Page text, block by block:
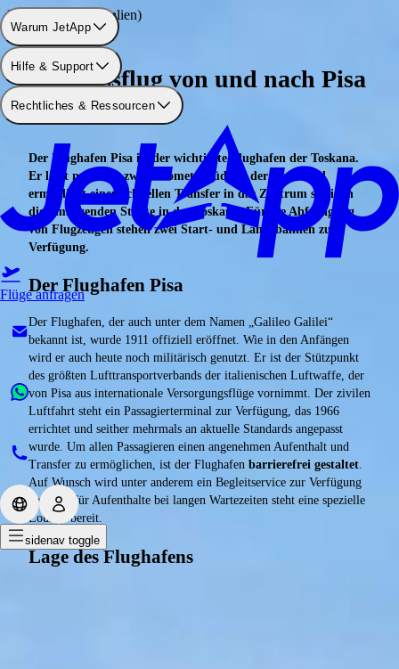
Warum JetApp
Hilfe & Support
Rechtliches & Ressourcen
Flüge anfragen
sidenav toggle
Flughafen: Pisa (Italien)
Businessflug von und nach Pisa
chartern
Der Flughafen Pisa ist der wichtigste Flughafen der Toskana.
Er liegt nur etwa zwei Kilometer südlich der Stadt und
ermöglicht einen schnellen Transfer in das Zentrum sowie in
die umliegenden Städte in der Toskana. Für die Abfertigung
von Flugzeugen stehen zwei Start- und Landebahnen zur
Verfügung.
Der Flughafen Pisa
Der Flughafen, der auch unter dem Namen „Galileo Galilei“
bekannt ist, wurde 1911 offiziell eröffnet. Wie in den Anfängen
wird er auch heute noch militärisch genutzt. Er ist der Stützpunkt
des größten Lufttransportverbands der italienischen Luftwaffe, der
von Pisa aus internationale Versorgungsflüge vornimmt. Der zivilen
Luftfahrt steht ein Passagierterminal zur Verfügung, das 1966
errichtet und seither mehrmals an aktuelle Standards angepasst
wurde. Um allen Passagieren einen angenehmen Aufenthalt und
Transfer zu ermöglichen, ist der Flughafen barrierefrei gestaltet.
Auf Wunsch wird unter anderem ein Begleitservice zur Verfügung
gestellt. Für Aufenthalte bei langen Wartezeiten steht eine spezielle
Lounge bereit.
Lage des Flughafens